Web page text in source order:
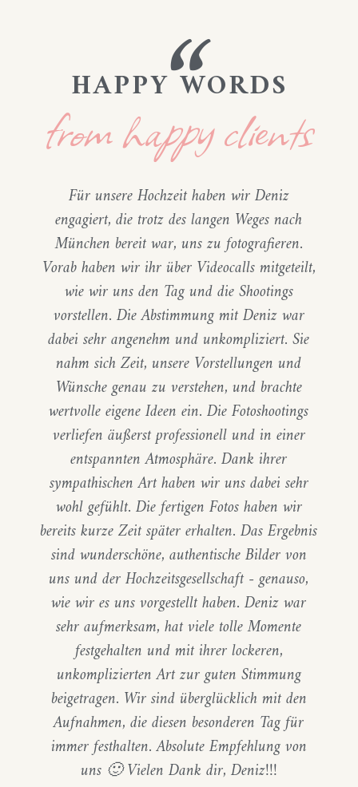
“
HAPPY WORDS
from happy clients
Für unsere Hochzeit haben wir Deniz
engagiert, die trotz des langen Weges nach
München bereit war, uns zu fotografieren.
Vorab haben wir ihr über Videocalls mitgeteilt,
wie wir uns den Tag und die Shootings
vorstellen. Die Abstimmung mit Deniz war
dabei sehr angenehm und unkompliziert. Sie
nahm sich Zeit, unsere Vorstellungen und
Wünsche genau zu verstehen, und brachte
wertvolle eigene Ideen ein. Die Fotoshootings
verliefen äußerst professionell und in einer
entspannten Atmosphäre. Dank ihrer
sympathischen Art haben wir uns dabei sehr
wohl gefühlt. Die fertigen Fotos haben wir
bereits kurze Zeit später erhalten. Das Ergebnis
sind wunderschöne, authentische Bilder von
uns und der Hochzeitsgesellschaft - genauso,
wie wir es uns vorgestellt haben. Deniz war
sehr aufmerksam, hat viele tolle Momente
festgehalten und mit ihrer lockeren,
unkomplizierten Art zur guten Stimmung
beigetragen. Wir sind überglücklich mit den
Aufnahmen, die diesen besonderen Tag für
immer festhalten. Absolute Empfehlung von
uns 🙂 Vielen Dank dir, Deniz!!!